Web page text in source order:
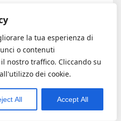
la tua esperienza di
o contenuti
nostro traffico. Cliccando su
dei cookie.
All Accept All